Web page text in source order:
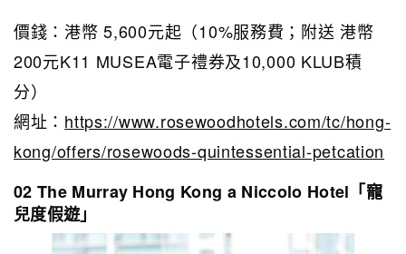
價錢：港幣 5,600元起（10%服務費；附送 港幣
200元K11 MUSEA電子禮券及10,000 KLUB積
分）
網址： https://www.rosewoodhotels.com/tc/hong-
kong/offers/rosewoods-quintessential-petcation
02 The Murray Hong Kong a Niccolo Hotel「寵
兒度假遊」